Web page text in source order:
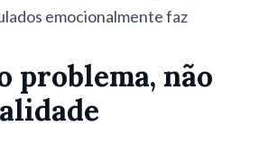
emocionalmente faz
problema, não